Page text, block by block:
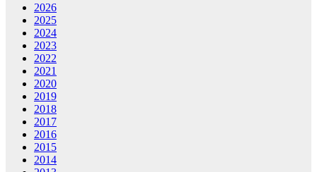
2026
2025
2024
2023
2022
2021
2020
2019
2018
2017
2016
2015
2014